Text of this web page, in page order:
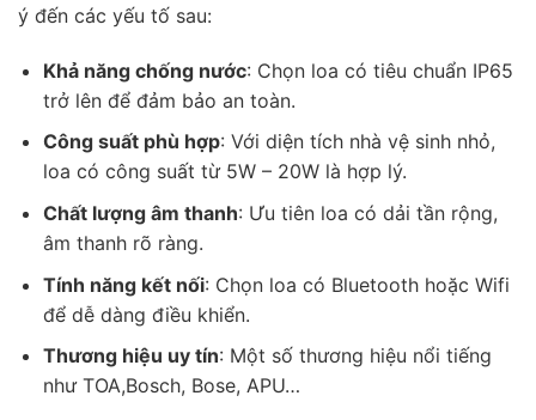
ý đến các yếu tố sau:
Khả năng chống nước: Chọn loa có tiêu chuẩn IP65
trở lên để đảm bảo an toàn.
Công suất phù hợp: Với diện tích nhà vệ sinh nhỏ,
loa có công suất từ 5W – 20W là hợp lý.
Chất lượng âm thanh: Ưu tiên loa có dải tần rộng,
âm thanh rõ ràng.
Tính năng kết nối: Chọn loa có Bluetooth hoặc Wifi
để dễ dàng điều khiển.
Thương hiệu uy tín: Một số thương hiệu nổi tiếng
như TOA,Bosch, Bose, APU…